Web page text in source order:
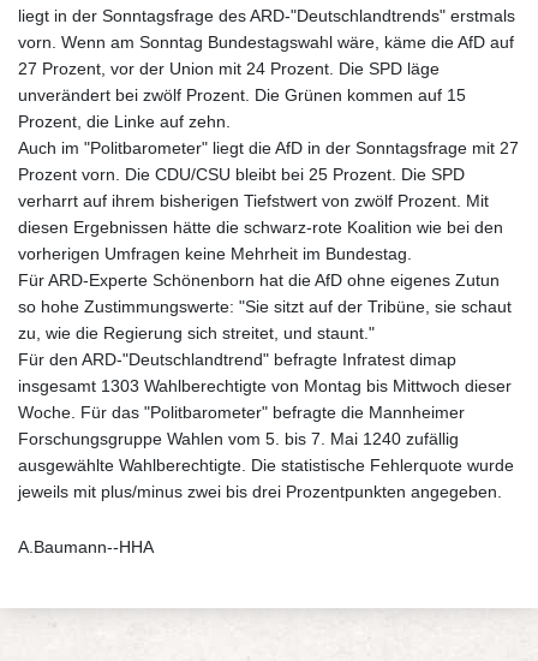
liegt in der Sonntagsfrage des ARD-"Deutschlandtrends" erstmals
vorn. Wenn am Sonntag Bundestagswahl wäre, käme die AfD auf
27 Prozent, vor der Union mit 24 Prozent. Die SPD läge
unverändert bei zwölf Prozent. Die Grünen kommen auf 15
Prozent, die Linke auf zehn.
Auch im "Politbarometer" liegt die AfD in der Sonntagsfrage mit 27
Prozent vorn. Die CDU/CSU bleibt bei 25 Prozent. Die SPD
verharrt auf ihrem bisherigen Tiefstwert von zwölf Prozent. Mit
diesen Ergebnissen hätte die schwarz-rote Koalition wie bei den
vorherigen Umfragen keine Mehrheit im Bundestag.
Für ARD-Experte Schönenborn hat die AfD ohne eigenes Zutun
so hohe Zustimmungswerte: "Sie sitzt auf der Tribüne, sie schaut
zu, wie die Regierung sich streitet, und staunt."
Für den ARD-"Deutschlandtrend" befragte Infratest dimap
insgesamt 1303 Wahlberechtigte von Montag bis Mittwoch dieser
Woche. Für das "Politbarometer" befragte die Mannheimer
Forschungsgruppe Wahlen vom 5. bis 7. Mai 1240 zufällig
ausgewählte Wahlberechtigte. Die statistische Fehlerquote wurde
jeweils mit plus/minus zwei bis drei Prozentpunkten angegeben.
A.Baumann--HHA